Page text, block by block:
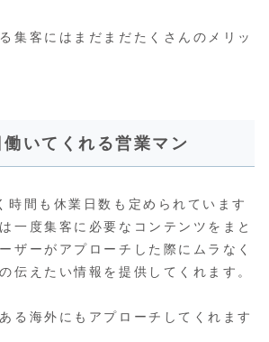
集客にはまだまだたくさんのメリッ
いてくれる営業マン
時間も休業日数も定められています
一度集客に必要なコンテンツをまと
ザーがアプローチした際にムラなく
伝えたい情報を提供してくれます。
る海外にもアプローチしてくれます